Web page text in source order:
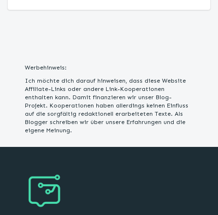
Werbehinweis:
Ich möchte dich darauf hinweisen, dass diese Website
Affiliate-Links oder andere Link-Kooperationen
enthalten kann. Damit finanzieren wir unser Blog-
Projekt. Kooperationen haben allerdings keinen Einfluss
auf die sorgfältig redaktionell erarbeiteten Texte. Als
Blogger schreiben wir über unsere Erfahrungen und die
eigene Meinung.